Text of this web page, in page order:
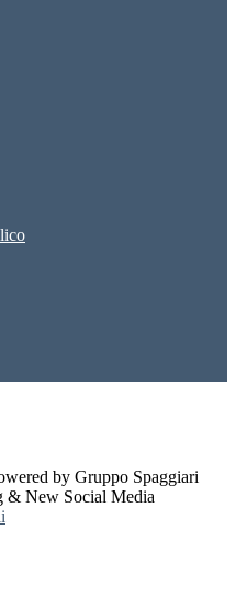
by Gruppo Spaggiari
& New Social Media